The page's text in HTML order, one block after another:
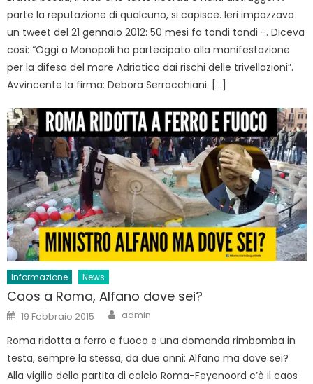
parte la reputazione di qualcuno, si capisce. Ieri impazzava
un tweet del 21 gennaio 2012: 50 mesi fa tondi tondi -. Diceva
così: “Oggi a Monopoli ho partecipato alla manifestazione
per la difesa del mare Adriatico dai rischi delle trivellazioni”.
Avvincente la firma: Debora Serracchiani. […]
Informazione News
Caos a Roma, Alfano dove sei?
Posted
on
19 Febbraio 2015 Author
admin
Roma ridotta a ferro e fuoco e una domanda rimbomba in
testa, sempre la stessa, da due anni: Alfano ma dove sei?
Alla vigilia della partita di calcio Roma-Feyenoord c’è il caos